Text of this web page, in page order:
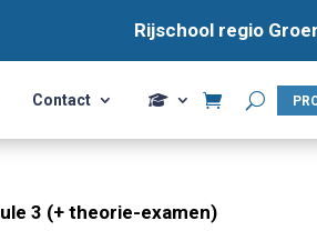
Rijschool regio
Rijschool regio
Contact
Contact
3 (+ theorie-examen)